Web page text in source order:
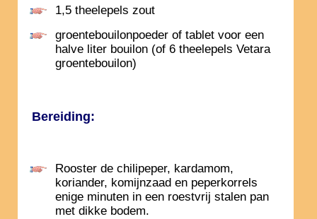
1,5 theelepels zout
groentebouilonpoeder of tablet voor een
halve liter bouilon (of 6 theelepels Vetara
groentebouilon)
Bereiding:
Rooster de chilipeper, kardamom,
koriander, komijnzaad en peperkorrels
enige minuten in een roestvrij stalen pan
met dikke bodem.